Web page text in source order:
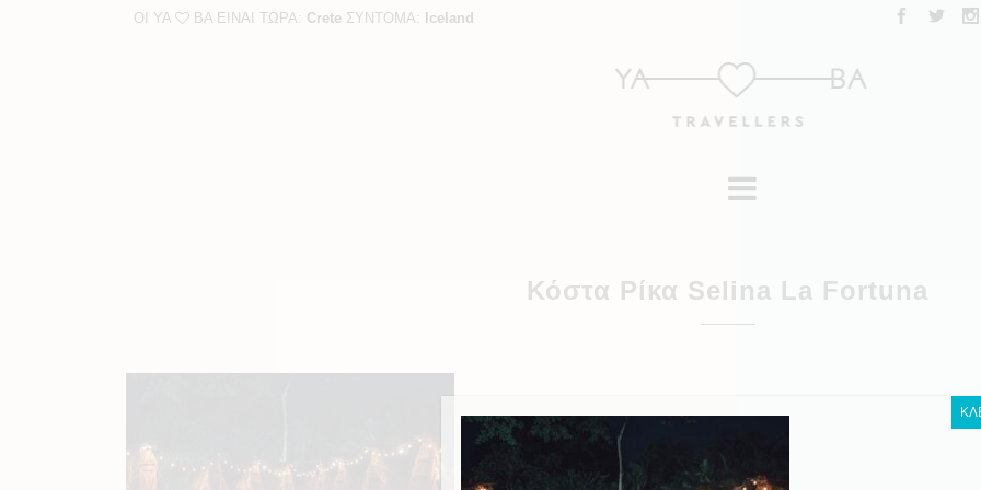
ΟΙ YA BA ΕΙΝΑΙ ΤΩΡΑ: Crete ΣΥΝΤΟΜΑ: Iceland
Κόστα Ρίκα Selina La Fortuna